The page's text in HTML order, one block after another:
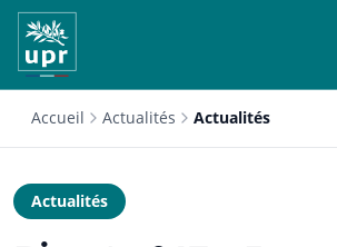
Accueil Actualités Actualités
Actualités